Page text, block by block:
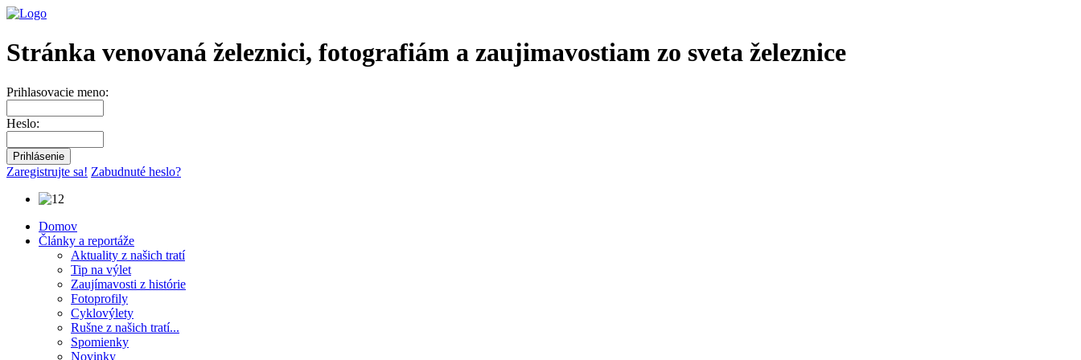
Stránka venovaná železnici, fotografiám a zaujimavostiam zo sveta železnice
Prihlasovacie meno:
Heslo:
Zaregistrujte sa! Zabudnuté heslo?
Domov
Články a reportáže
Aktuality z našich tratí
Tip na výlet
Zaujímavosti z histórie
Fotoprofily
Cyklovýlety
Rušne z našich tratí...
Spomienky
Novinky